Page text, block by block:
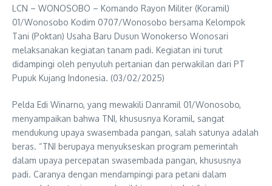
LCN – WONOSOBO – Komando Rayon Militer (Koramil)
01/Wonosobo Kodim 0707/Wonosobo bersama Kelompok
Tani (Poktan) Usaha Baru Dusun Wonokerso Wonosari
melaksanakan kegiatan tanam padi. Kegiatan ini turut
didampingi oleh penyuluh pertanian dan perwakilan dari PT
Pupuk Kujang Indonesia. (03/02/2025)
Pelda Edi Winarno, yang mewakili Danramil 01/Wonosobo,
menyampaikan bahwa TNI, khususnya Koramil, sangat
mendukung upaya swasembada pangan, salah satunya adalah
beras. “TNI berupaya menyukseskan program pemerintah
dalam upaya percepatan swasembada pangan, khususnya
padi. Caranya dengan mendampingi para petani dalam